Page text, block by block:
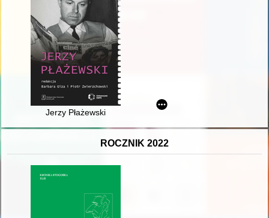
Jerzy Płażewski
ROCZNIK 2022